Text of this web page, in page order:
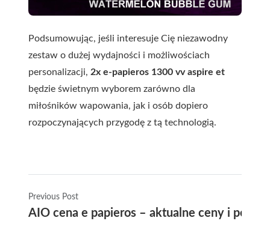
Podsumowując, jeśli interesuje Cię niezawodny
zestaw o dużej wydajności i możliwościach
personalizacji, 2x e-papieros 1300 vv aspire et
będzie świetnym wyborem zarówno dla
miłośników wapowania, jak i osób dopiero
rozpoczynających przygodę z tą technologią.
Previous Post
AIO cena e papieros – aktualne ceny i